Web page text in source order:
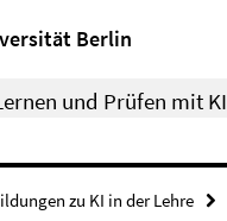
Berlin
und Prüfen mit KI
zu KI in der Lehre